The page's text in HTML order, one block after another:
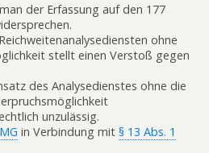
der Erfassung auf den 177
ohne
stellt einen Verstoß gegen
des Analysedienstes ohne die
unzulässig.
in Verbindung mit § 13 Abs. 1